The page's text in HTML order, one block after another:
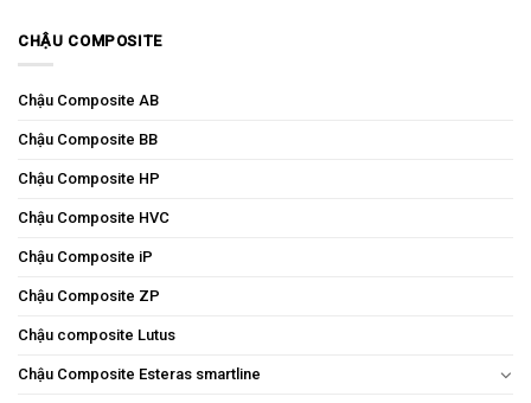
CHẬU COMPOSITE
Chậu Composite AB
Chậu Composite BB
Chậu Composite HP
Chậu Composite HVC
Chậu Composite iP
Chậu Composite ZP
Chậu composite Lutus
Chậu Composite Esteras smartline